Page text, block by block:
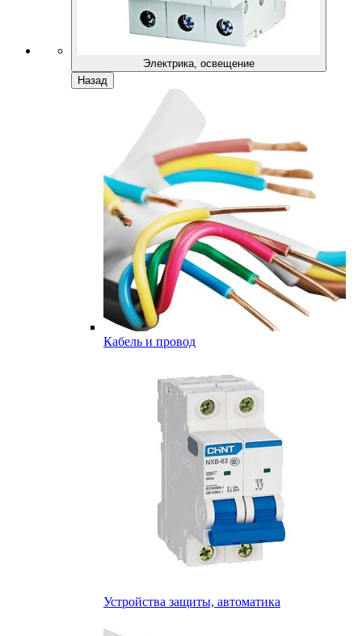
Электрика, освещение
Назад
Кабель и провод
Устройства защиты, автоматика